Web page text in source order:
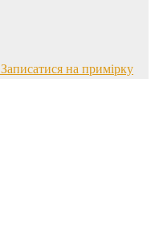
Записатися на примірку